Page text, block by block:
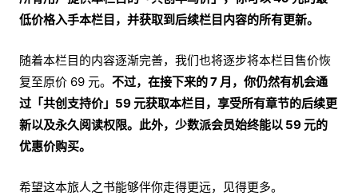
低价格入手本栏目，并获取到后续栏目内容的所有更新。
随着本栏目的内容逐渐完善，我们也将逐步将本栏目售价恢
复至原价 69 元。 不过，在接下来的 7 月，你仍然有机会通
过「共创支持价」59 元获取本栏目，享受所有章节的后续更
新以及永久阅读权限。此外，少数派会员始终能以 59 元的
优惠价购买。
希望这本旅人之书能够伴你走得更远，见得更多。